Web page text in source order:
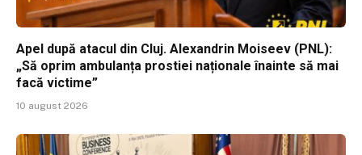
Apel după atacul din Cluj. Alexandrin Moiseev (PNL):
„Să oprim ambulanța prostiei naționale înainte să mai
facă victime”
10 august 2026